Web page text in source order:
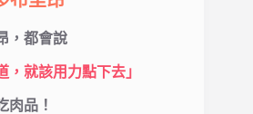
，都會說
，就該用力點下去」
肉品！